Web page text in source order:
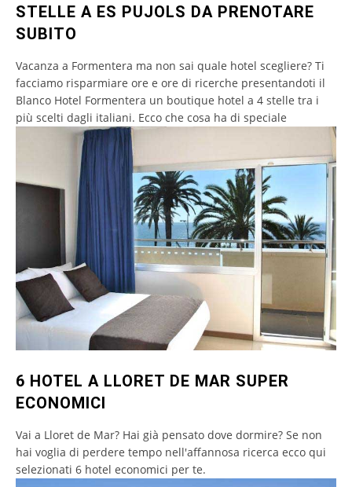
STELLE A ES PUJOLS DA PRENOTARE
SUBITO
Vacanza a Formentera ma non sai quale hotel scegliere? Ti
facciamo risparmiare ore e ore di ricerche presentandoti il
Blanco Hotel Formentera un boutique hotel a 4 stelle tra i
più scelti dagli italiani. Ecco che cosa ha di speciale
6 HOTEL A LLORET DE MAR SUPER
ECONOMICI
Vai a Lloret de Mar? Hai già pensato dove dormire? Se non
hai voglia di perdere tempo nell'affannosa ricerca ecco qui
selezionati 6 hotel economici per te.